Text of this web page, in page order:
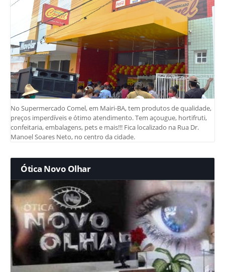
No Supermercado Comel, em Mairi-BA, tem produtos de qualidade,
preços imperdíveis e ótimo atendimento. Tem açougue, hortifruti,
confeitaria, embalagens, pets e mais!!! Fica localizado na Rua Dr.
Manoel Soares Neto, no centro da cidade.
Ótica Novo Olhar